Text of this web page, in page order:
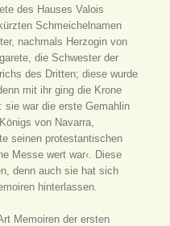
des Hauses Valois
Schmeichelnamen
nachmals Herzogin von
die Schwester der
des Dritten; diese wurde
mit ihr ging die Krone
sie war die erste Gemahlin
von Navarra,
seinen protestantischen
Messe wert war‹. Diese
denn auch sie hat sich
hinterlassen.
Memoiren der ersten